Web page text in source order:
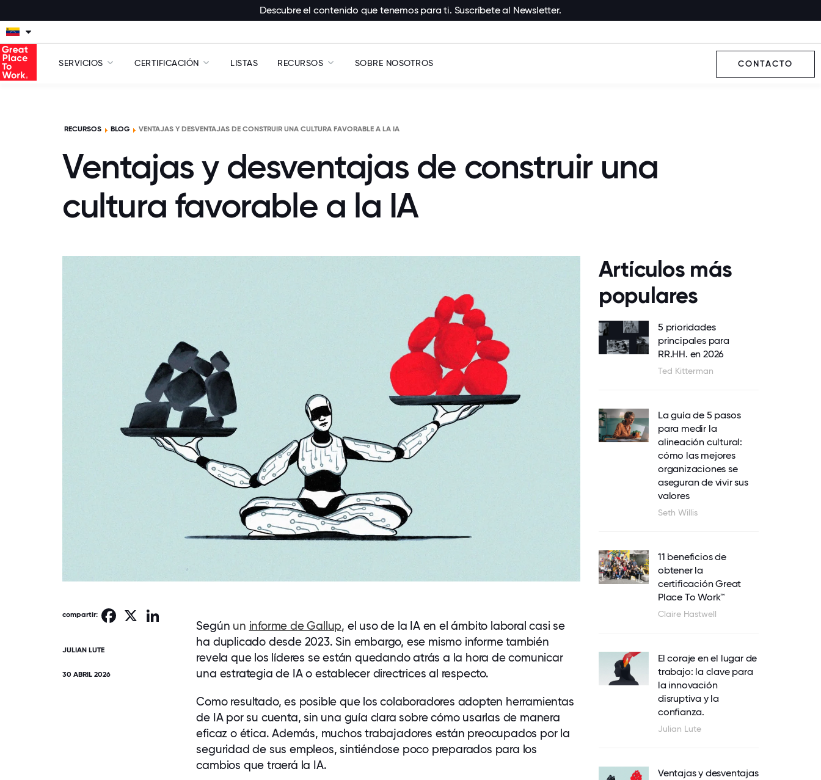
Descubre el contenido que tenemos para ti. Suscríbete al Newsletter.
SERVICIOS CERTIFICACIÓN LISTAS RECURSOS SOBRE NOSOTROS CONTACTO
RECURSOS BLOG VENTAJAS Y DESVENTAJAS DE CONSTRUIR UNA CULTURA FAVORABLE A LA IA
Ventajas y desventajas de construir una
cultura favorable a la IA
compartir: Facebook
JULIAN LUTE
30 ABRIL 2026
Según un informe de Gallup, el uso de la IA en el ámbito laboral casi se
ha duplicado desde 2023. Sin embargo, ese mismo informe también
revela que los líderes se están quedando atrás a la hora de comunicar
una estrategia de IA o establecer directrices al respecto.
Como resultado, es posible que los colaboradores adopten herramientas
de IA por su cuenta, sin una guía clara sobre cómo usarlas de manera
eficaz o ética. Además, muchos trabajadores están preocupados por la
seguridad de sus empleos, sintiéndose poco preparados para los
cambios que traerá la IA.
Artículos más
populares
5 prioridades
principales para
RR.HH. en 2026
Ted Kitterman
La guía de 5 pasos
para medir la
alineación cultural:
cómo las mejores
organizaciones se
aseguran de vivir sus
valores
Seth Willis
11 beneficios de
obtener la
certificación Great
Place To Work™
Claire Hastwell
El coraje en el lugar de
trabajo: la clave para
la innovación
disruptiva y la
confianza.
Julian Lute
Ventajas y desventajas